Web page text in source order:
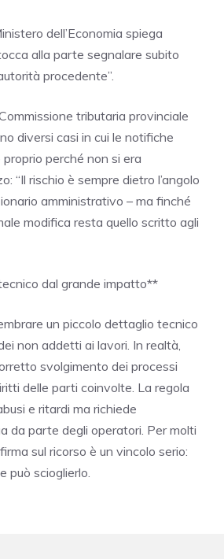
dell’Economia spiega
alla parte segnalare subito
procedente”.
tributaria provinciale
diversi casi in cui le notifiche
perché non si era
“Il rischio è sempre dietro l’angolo
amministrativo – ma finché
modifica resta quello scritto agli
dal grande impatto**
un piccolo dettaglio tecnico
non addetti ai lavori. In realtà,
svolgimento dei processi
delle parti coinvolte. La regola
e ritardi ma richiede
da parte degli operatori. Per molti
sul ricorso è un vincolo serio:
può scioglierlo.